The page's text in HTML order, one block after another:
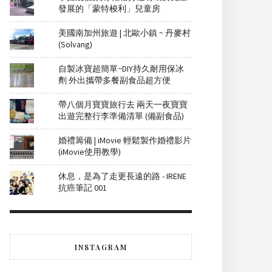
發展的「蒙特梭利」兒童房
美國南加州旅遊 | 北歐小鎮 ~ 丹麥村
(Solvang)
自製冰寶超簡單~DIY持久耐用保冰
劑 外出攜帶多餐副食品超方便
帶八個月寶寶旅行去 兩天一夜寶寶
出遊完整行李準備清單 (備副食品)
婚禮籌備 | iMovie 輕鬆製作婚禮影片
(iMovie使用教學)
休息，是為了走更長遠的路 - IRENE
抗癌筆記 001
INSTAGRAM